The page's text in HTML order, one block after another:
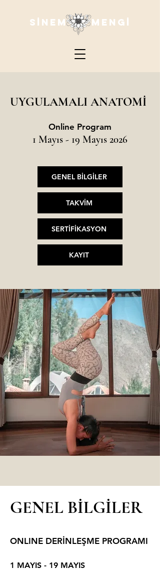
SİNEM MENGİ
UYGULAMALI ANATOMİ
Online Program
1 Mayıs - 19 Mayıs 2026
GENEL BİLGİLER
TAKVİM
SERTİFİKASYON
KAYIT
GENEL BİLGİLER
ONLINE DERİNLEŞME PROGRAMI
1 MAYIS - 19 MAYIS